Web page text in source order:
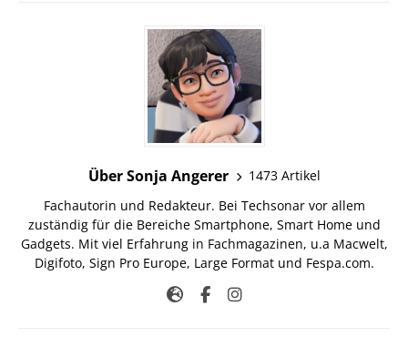
Über Sonja Angerer
1473 Artikel
Fachautorin und Redakteur. Bei Techsonar vor allem
zuständig für die Bereiche Smartphone, Smart Home und
Gadgets. Mit viel Erfahrung in Fachmagazinen, u.a Macwelt,
Digifoto, Sign Pro Europe, Large Format und Fespa.com.